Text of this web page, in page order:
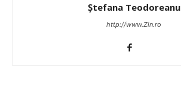
Ștefana Teodoreanu
http://www.Zin.ro